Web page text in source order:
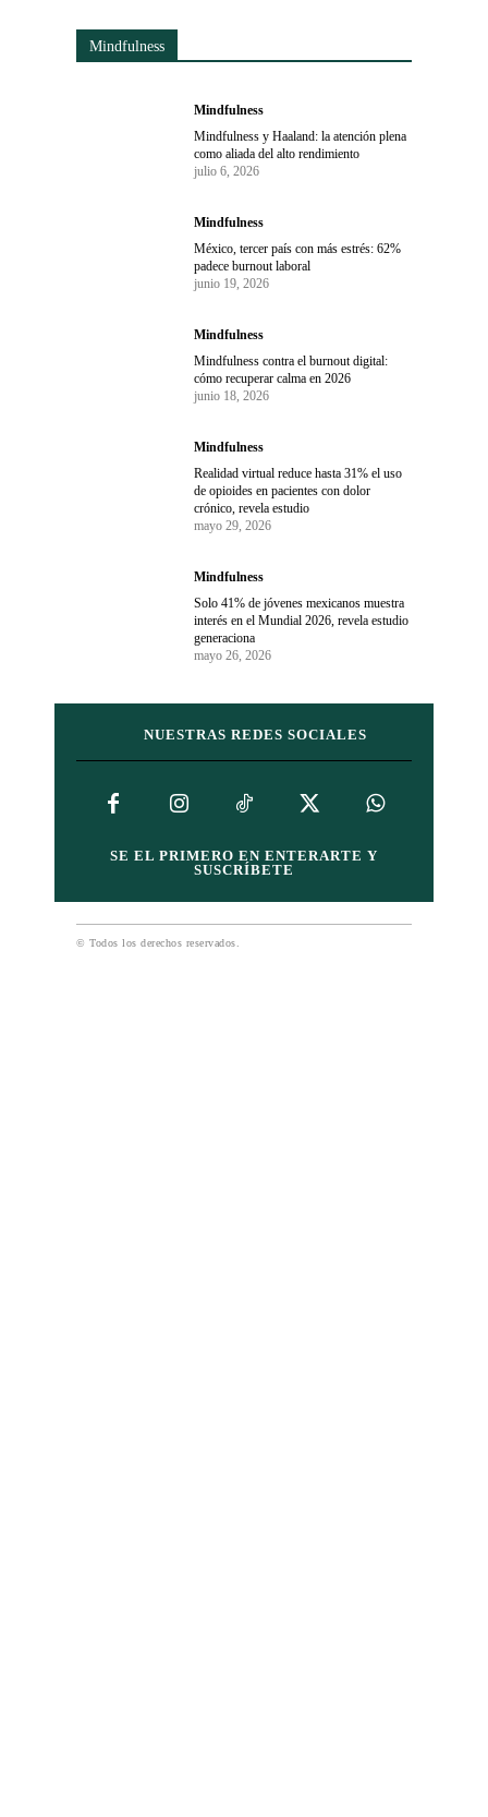
Mindfulness
Mindfulness
Mindfulness y Haaland: la atención plena
como aliada del alto rendimiento
julio 6, 2026
Mindfulness
México, tercer país con más estrés: 62%
padece burnout laboral
junio 19, 2026
Mindfulness
Mindfulness contra el burnout digital:
cómo recuperar calma en 2026
junio 18, 2026
Mindfulness
Realidad virtual reduce hasta 31% el uso
de opioides en pacientes con dolor
crónico, revela estudio
mayo 29, 2026
Mindfulness
Solo 41% de jóvenes mexicanos muestra
interés en el Mundial 2026, revela estudio
generaciona
mayo 26, 2026
NUESTRAS REDES SOCIALES
SE EL PRIMERO EN ENTERARTE Y
SUSCRÍBETE
© Todos los derechos reservados.